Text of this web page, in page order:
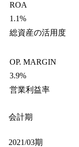
ROA
1.1%
総資産の活用度
OP. MARGIN
3.9%
営業利益率
会計期
2021/03期